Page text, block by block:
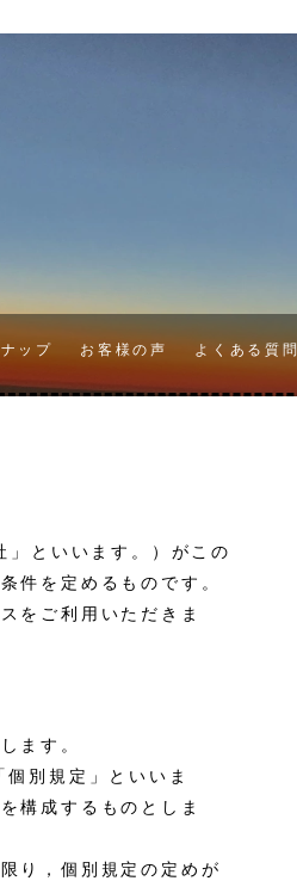
ップ お客様の声 よくある質問
といいます。）がこの
件を定めるものです。
をご利用いただきま
ます。
別規定」といいま
構成するものとしま
り，個別規定の定めが